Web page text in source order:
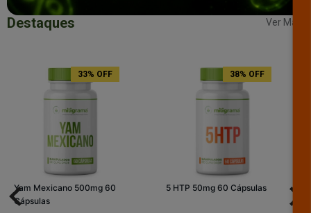
Destaques Ver Mais
33% OFF
Yam Mexicano 500mg 60
Cápsulas
38% OFF
5 HTP 50mg 60 Cápsulas